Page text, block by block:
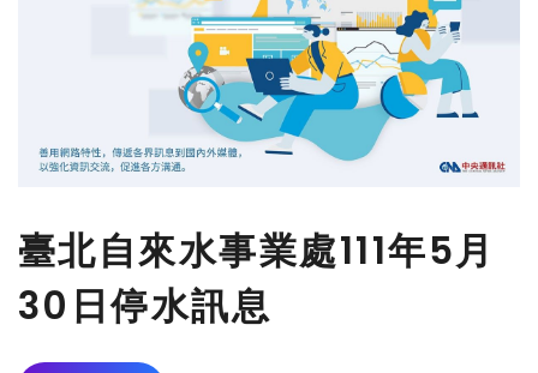
臺北自來水事業處111年5月
30日停水訊息